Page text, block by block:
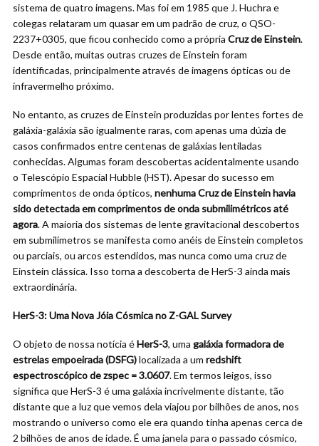
sistema de quatro imagens. Mas foi em 1985 que J. Huchra e
colegas relataram um quasar em um padrão de cruz, o QSO-
2237+0305, que ficou conhecido como a própria Cruz de Einstein.
Desde então, muitas outras cruzes de Einstein foram
identificadas, principalmente através de imagens ópticas ou de
infravermelho próximo.
No entanto, as cruzes de Einstein produzidas por lentes fortes de
galáxia-galáxia são igualmente raras, com apenas uma dúzia de
casos confirmados entre centenas de galáxias lentiladas
conhecidas. Algumas foram descobertas acidentalmente usando
o Telescópio Espacial Hubble (HST). Apesar do sucesso em
comprimentos de onda ópticos, nenhuma Cruz de Einstein havia
sido detectada em comprimentos de onda submilimétricos até
agora. A maioria dos sistemas de lente gravitacional descobertos
em submilímetros se manifesta como anéis de Einstein completos
ou parciais, ou arcos estendidos, mas nunca como uma cruz de
Einstein clássica. Isso torna a descoberta de HerS-3 ainda mais
extraordinária.
HerS-3: Uma Nova Jóia Cósmica no Z-GAL Survey
O objeto de nossa notícia éHerS-3, uma galáxia formadora de
estrelas empoeirada (DSFG)localizada a um redshift
espectroscópico de zspec = 3.0607. Em termos leigos, isso
significa que HerS-3 é uma galáxia incrivelmente distante, tão
distante que a luz que vemos dela viajou por bilhões de anos, nos
mostrando o universo como ele era quando tinha apenas cerca de
2 bilhões de anos de idade. É uma janela para o passado cósmico,